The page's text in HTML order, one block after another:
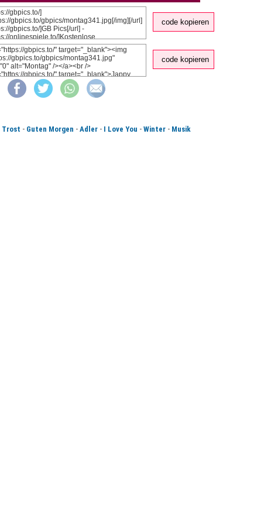
code kopieren
code kopieren
Trost - Guten Morgen - Adler - I Love You - Winter - Musik